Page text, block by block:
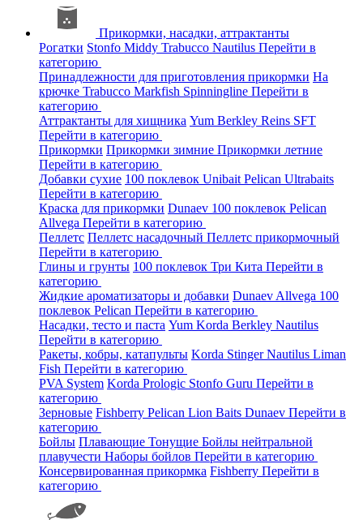
Прикормки, насадки, аттрактанты
Рогатки Stonfo Middy Trabucco Nautilus Перейти в
категорию
Принадлежности для приготовления прикормки На
крючке Trabucco Markfish Spinningline Перейти в
категорию
Аттрактанты для хищника Yum Berkley Reins SFT
Перейти в категорию
Прикормки Прикормки зимние Прикормки летние
Перейти в категорию
Добавки сухие 100 поклевок Unibait Pelican Ultrabaits
Перейти в категорию
Краска для прикормки Dunaev 100 поклевок Pelican
Allvega Перейти в категорию
Пеллетс Пеллетс насадочный Пеллетс прикормочный
Перейти в категорию
Глины и грунты 100 поклевок Три Кита Перейти в
категорию
Жидкие ароматизаторы и добавки Dunaev Allvega 100
поклевок Pelican Перейти в категорию
Насадки, тесто и паста Yum Korda Berkley Nautilus
Перейти в категорию
Ракеты, кобры, катапульты Korda StingerNautilus Liman
Fish Перейти в категорию
PVA System Korda Prologic Stonfo Guru Перейти в
категорию
Зерновые Fishberry Pelican Lion Baits Dunaev Перейти в
категорию
Бойлы Плавающие Тонущие Бойлы нейтральной
плавучести Наборы бойлов Перейти в категорию
Консервированная прикормка Fishberry Перейти в
категорию